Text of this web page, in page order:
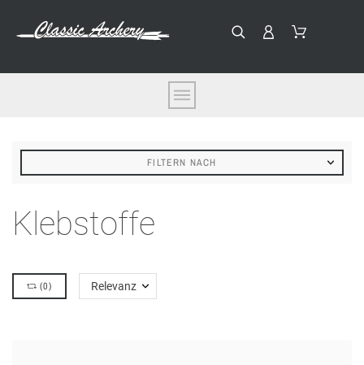
FILTERN NACH
Klebstoffe
(0) Relevanz